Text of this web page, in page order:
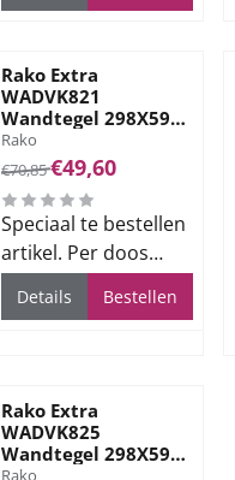
Rako Extra
WADVK821
Wandtegel 298X598
Brown Grey 8mm
Mat
Merk:
Rako
Van 70,85 voor 49,60
€70,85€49,60
Speciaal te bestellen
artikel. Per doos
1.44m2. Levertijd ca.
3 weken.
Details Bestellen
Rako Extra
WADVK825
Wandtegel 298X598
Black 8mm Mat
Merk:
Rako